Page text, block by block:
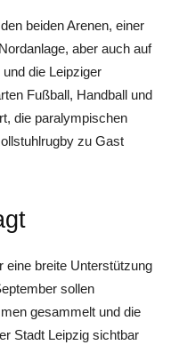
beiden Arenen, einer
aber auch auf
die Leipziger
Fußball, Handball und
die paralympischen
zu Gast
eine breite Unterstützung
sollen
gesammelt und die
Stadt Leipzig sichtbar